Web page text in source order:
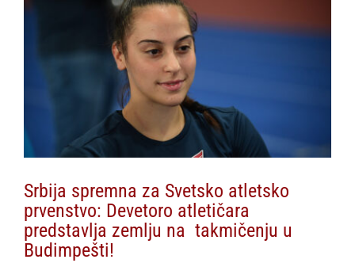
Srbija spremna za Svetsko atletsko
prvenstvo: Devetoro atletičara
predstavlja zemlju na takmičenju u
Budimpešti!